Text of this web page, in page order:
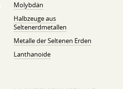
Molybdän
Halbzeuge aus
Seltenerdmetallen
Metalle der Seltenen Erden
Lanthanoide